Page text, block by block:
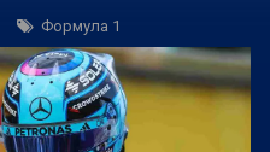
Формула 1